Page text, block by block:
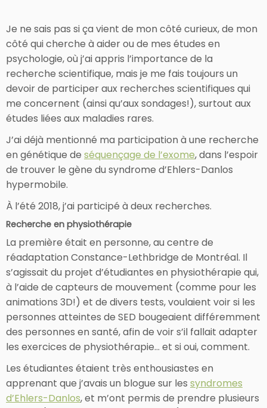
Je ne sais pas si ça vient de mon côté curieux, de mon
côté qui cherche à aider ou de mes études en
psychologie, où j’ai appris l’importance de la
recherche scientifique, mais je me fais toujours un
devoir de participer aux recherches scientifiques qui
me concernent (ainsi qu’aux sondages!), surtout aux
études liées aux maladies rares.
J’ai déjà mentionné ma participation à une recherche
en génétique de séquençage de l’exome, dans l’espoir
de trouver le gène du syndrome d’Ehlers-Danlos
hypermobile.
À l’été 2018, j’ai participé à deux recherches.
Recherche en physiothérapie
La première était en personne, au centre de
réadaptation Constance-Lethbridge de Montréal. Il
s’agissait du projet d’étudiantes en physiothérapie qui,
à l’aide de capteurs de mouvement (comme pour les
animations 3D!) et de divers tests, voulaient voir si les
personnes atteintes de SED bougeaient différemment
des personnes en santé, afin de voir s’il fallait adapter
les exercices de physiothérapie… et si oui, comment.
Les étudiantes étaient très enthousiastes en
apprenant que j’avais un blogue sur les syndromes
d’Ehlers-Danlos, et m’ont permis de prendre plusieurs